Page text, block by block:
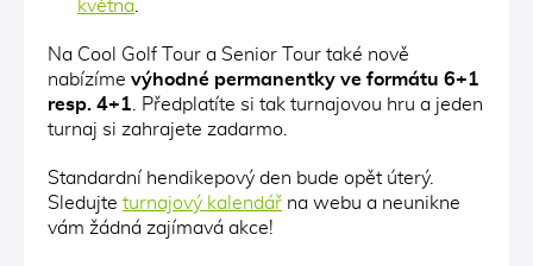
května.
Na Cool Golf Tour a Senior Tour také nově
nabízíme výhodné permanentky ve formátu 6+1
resp. 4+1. Předplatíte si tak turnajovou hru a jeden
turnaj si zahrajete zadarmo.
Standardní hendikepový den bude opět úterý.
Sledujte turnajový kalendář na webu a neunikne
vám žádná zajímavá akce!